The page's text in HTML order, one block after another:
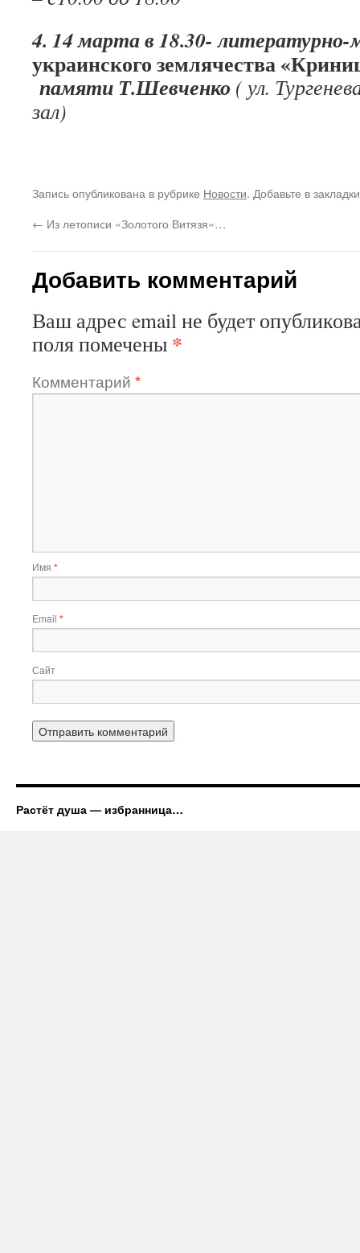
4. 14 марта в 18.30- литературно-
украинского землячества
памяти Т.Шевченко ( ул.
зал)
Запись опубликована в рубрике Новости. Добавьте в
← Из летописи «Золотого Витязя»…
Добавить комментарий
Ваш адрес email не будет
поля помечены *
Комментарий *
Имя *
Email *
Сайт
Растёт душа — избранница…